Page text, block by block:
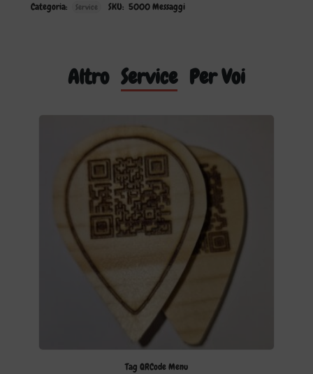
Categoria: Service SKU: 5000 Messaggi
Altro Service Per Voi
Tag QRCode Menu